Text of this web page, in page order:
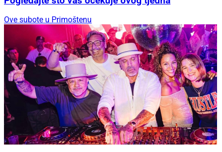
Ove subote u Primoštenu